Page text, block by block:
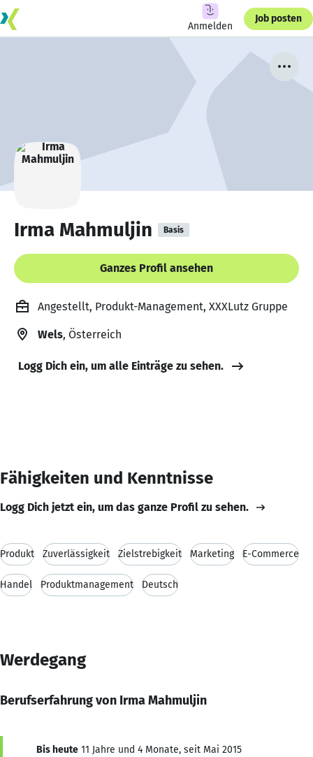
Anmelden
Job posten
Irma Mahmuljin Basis
Ganzes Profil ansehen
Angestellt, Produkt-Management, XXXLutz Gruppe
Wels, Österreich
Logg Dich ein, um alle Einträge zu sehen.
Fähigkeiten und Kenntnisse
Logg Dich jetzt ein, um das ganze Profil zu sehen.
Produkt Zuverlässigkeit Zielstrebigkeit Marketing E-Commerce
Handel Produktmanagement Deutsch
Werdegang
Berufserfahrung von Irma Mahmuljin
Bis heute 11 Jahre und 4 Monate, seit Mai 2015